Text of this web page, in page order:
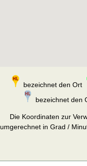
bezeichnet den Ort
bezeichnet den
Die Koordinaten zur
umgerechnet in Grad /